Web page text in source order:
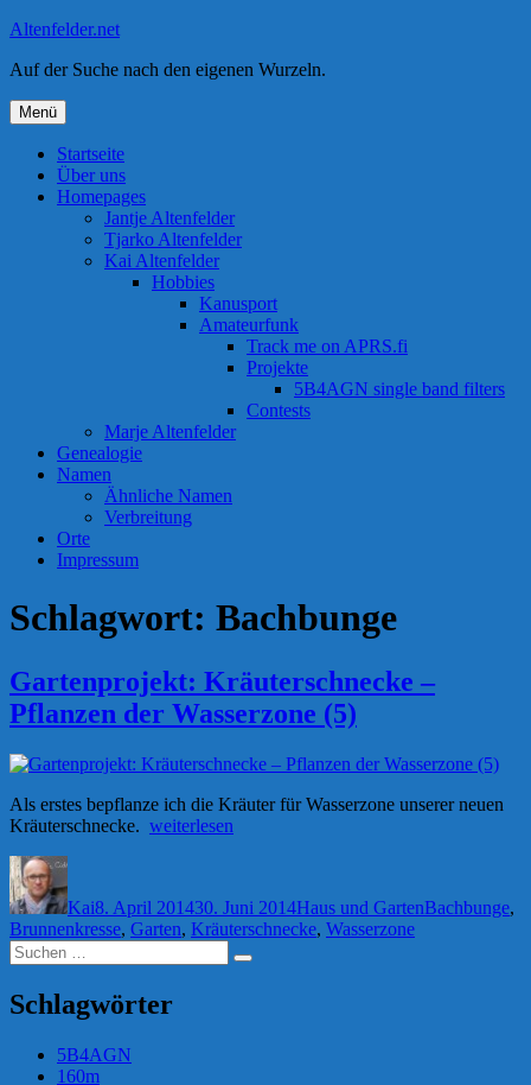
Zum
springen
Altenfelder.net
Auf der Suche nach den eigenen Wurzeln.
Menü
Startseite
Über uns
Homepages
Jantje Altenfelder
Tjarko Altenfelder
Kai Altenfelder
Hobbies
Kanusport
Amateurfunk
Track me on APRS.fi
Projekte
5B4AGN single band filters
Contests
Marje Altenfelder
Genealogie
Namen
Ähnliche Namen
Verbreitung
Orte
Impressum
Schlagwort: Bachbunge
Gartenprojekt: Kräuterschnecke –
Pflanzen der Wasserzone (5)
Als erstes bepflanze ich die Kräuter für Wasserzone unserer neuen
Kräuterschnecke. „Gartenprojekt:
der
Wasserzone
weiterlesen
Autor
Kai8. April 201430. Juni 2014Haus und GartenBachbunge,
Brunnenkresse, Garten, Kräuterschnecke, Wasserzone
Suchen
nach:
Suchen
Schlagwörter
5B4AGN
160m